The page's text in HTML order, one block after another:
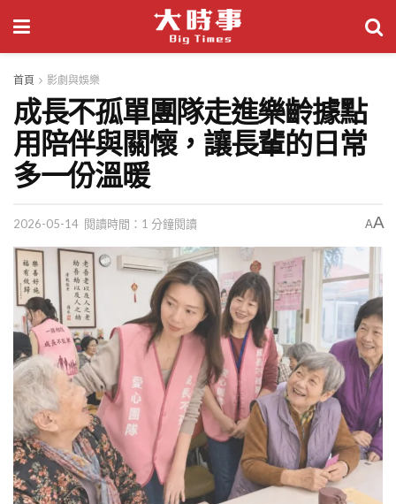
首頁 影劇與娛樂
成長不孤單團隊走進樂齡據點
用陪伴與關懷，讓長輩的日常
多一份溫暖
2026-05-14 閱讀時間：1 分鐘閱讀 AA